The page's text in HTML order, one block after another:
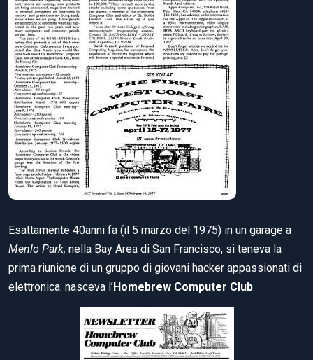
Esattamente 40anni fa (il 5 marzo del 1975) in un garage a
Menlo Park, nella Bay Area di San Francisco, si teneva la
prima riunione di un gruppo di giovani hacker appassionati di
elettronica: nasceva l’Homebrew Computer Club.